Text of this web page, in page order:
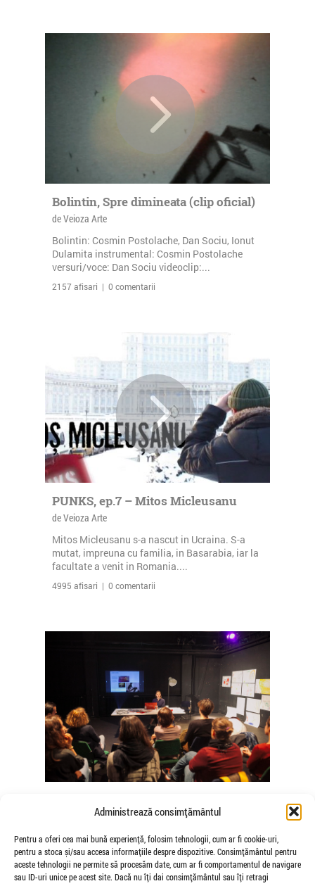
Administrează consimțământul
Pentru a oferi cea mai bună experiență, folosim tehnologii, cum ar fi cookie-uri,
pentru a stoca și/sau accesa informațiile despre dispozitive. Consimțământul pentru
aceste tehnologii ne permite să procesăm date, cum ar fi comportamentul de navigare
sau ID-uri unice pe acest site. Dacă nu îți dai consimțământul sau îți retragi
Bolintin, Spre dimineata (clip oficial)
de Veioza Arte
Bolintin: Cosmin Postolache, Dan Sociu, Ionut
Dulamita instrumental: Cosmin Postolache
versuri/voce: Dan Sociu videoclip:...
2157 afisari | 0 comentarii
PUNKS, ep.7 – Mitos Micleusanu
de Veioza Arte
Mitos Micleusanu s-a nascut in Ucraina. S-a
mutat, impreuna cu familia, in Basarabia, iar la
facultate a venit in Romania....
4995 afisari | 0 comentarii
Somatice susținute de coregrafele
Mădălina Dan și Valentina De Piante
Niculae
de Veioza Arte